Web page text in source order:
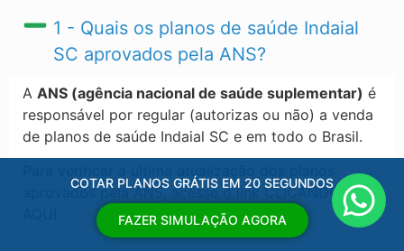
1 - Quais os planos de saúde Indaial
SC​ aprovados pela ANS?
A ANS (agência nacional de saúde suplementar) é
responsável por regular (autorizas ou não) a venda
de planos de saúde Indaial SC​ e em todo o Brasil.
Para verificar a ultima atualização dos planos
aprovados pela ANS, acesse o link CLICANDO
COTAR PLANOS GRÁTIS EM 20 SEGUNDOS
FAZER SIMULAÇÃO AGORA